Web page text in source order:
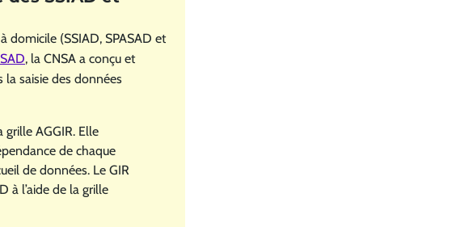
domicile (SSIAD, SPASAD et
, la CNSA a conçu et
saisie des données
AGGIR. Elle
de chaque
de données. Le GIR
à l’aide de la grille